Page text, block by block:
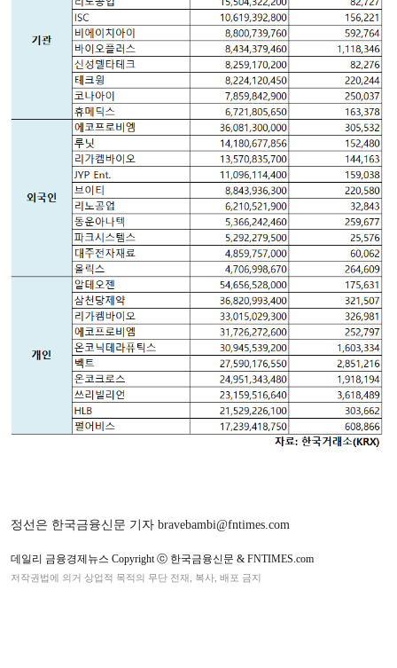
정선은 한국금융신문 기자 bravebambi@fntimes.com
데일리 금융경제뉴스 Copyright ⓒ 한국금융신문 & FNTIMES.com
저작권법에 의거 상업적 목적의 무단 전재, 복사, 배포 금지